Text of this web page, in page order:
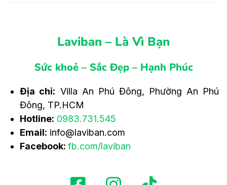
Laviban – Là Vì Bạn
Sức khoẻ – Sắc Đẹp – Hạnh Phúc
Địa chỉ: Villa An Phú Đông, Phường An Phú
Đông, TP.HCM
Hotline: 0983.731.545
Email: info@laviban.com
Facebook:fb.com/laviban